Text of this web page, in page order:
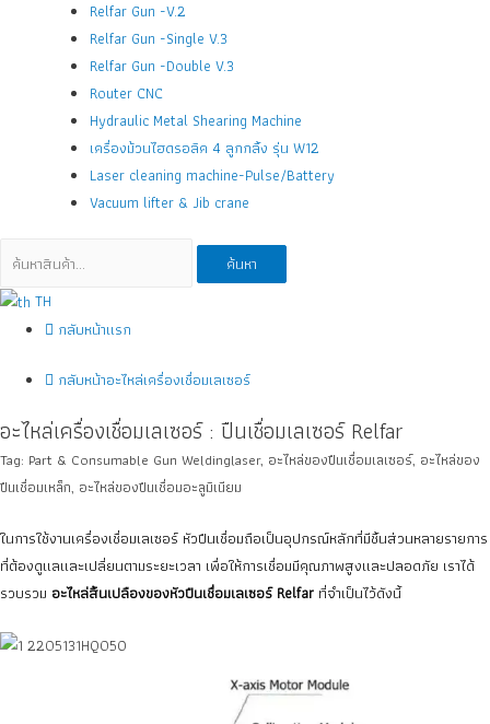
Relfar Gun -V.2
Relfar Gun -Single V.3
Relfar Gun -Double V.3
Router CNC
Hydraulic Metal Shearing Machine
เครื่องม้วนไฮดรอลิค 4 ลูกกลิ้ง รุ่น W12
Laser cleaning machine-Pulse/Battery
Vacuum lifter & Jib crane
ค้นหา:
ค้นหา
TH
กลับหน้าแรก
กลับหน้าอะไหล่เครื่องเชื่อมเลเซอร์
อะไหล่เครื่องเชื่อมเลเซอร์ : ปืนเชื่อมเลเซอร์ Relfar
Tag: Part & Consumable Gun Weldinglaser, อะไหล่ของปืนเชื่อมเลเซอร์, อะไหล่ของ
ปืนเชื่อมเหล็ก, อะไหล่ของปืนเชื่อมอะลูมิเนียม
ในการใช้งานเครื่องเชื่อมเลเซอร์ หัวปืนเชื่อมถือเป็นอุปกรณ์หลักที่มีชิ้นส่วนหลายรายการ
ที่ต้องดูแลและเปลี่ยนตามระยะเวลา เพื่อให้การเชื่อมมีคุณภาพสูงและปลอดภัย เราได้
รวบรวม อะไหล่สิ้นเปลืองของหัวปืนเชื่อมเลเซอร์ Relfar ที่จำเป็นไว้ดังนี้